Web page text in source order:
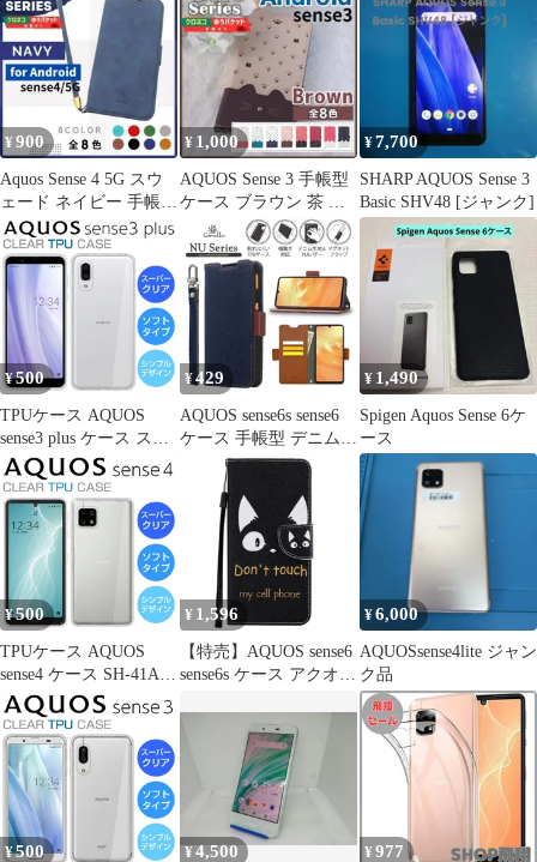
ンス8 本体保護フィル
ム 高光沢素材
+ TPU素材 ソフト透明
クリア スマホケース
sense7ケース アクオス
センス ソフトケース 携
帯ケース
トラップホール エアク
ッション 衝撃吸収 防滑
アクオスセンスTPU保
護カバー 落下防止指紋
防止黄変防止 DIY スマ
ホカバー
¥900
Aquos Sense 4 5G スウ
ェード ネイビー 手帳型
ケース/869
¥ 1,000
AQUOS Sense 3 手帳型
ケース ブラウン 茶 猫
/569
¥7,700
SHARP AQUOS Sense 3
Basic SHV48 [ジャンク]
¥500
TPUケース AQUOS
sense3 plus ケース スー
パークリア AQUOS
sense3 plus サウンド
SHV46 スマホケース
SH-RM11 901SH カバー
TPU 透明 ソフト アク
オスセンス3プラス
¥429
AQUOS sense6s sense6
ケース 手帳型 デニム
ストラップ 付 手帳 ス
マホケース
AQUOSsense6s 6 アクオ
スセンス6s SH-54B
SHG05 SHG07 Corallo
NU JEANS
¥ 1,490
Spigen Aquos Sense 6ケ
ース
¥500
TPUケース AQUOS
sense4 ケース SH-41A
AQUOS sense4 lite スマ
ホケース カバー スーパ
ークリア TPU 透明 ア
クオスセンス4 AQUOS
sense4 lite sense4 basic
A003SH SH-M15
¥ 1,596
【特売】AQUOS sense6
sense6s ケース アクオス
SH-M19 SH-M19A SH-
RM19 スマホケース 手
帳型 猫プリント カバー
¥6,000
AQUOSsense4lite ジャン
ク品
¥500 ¥4,500 ¥ 977